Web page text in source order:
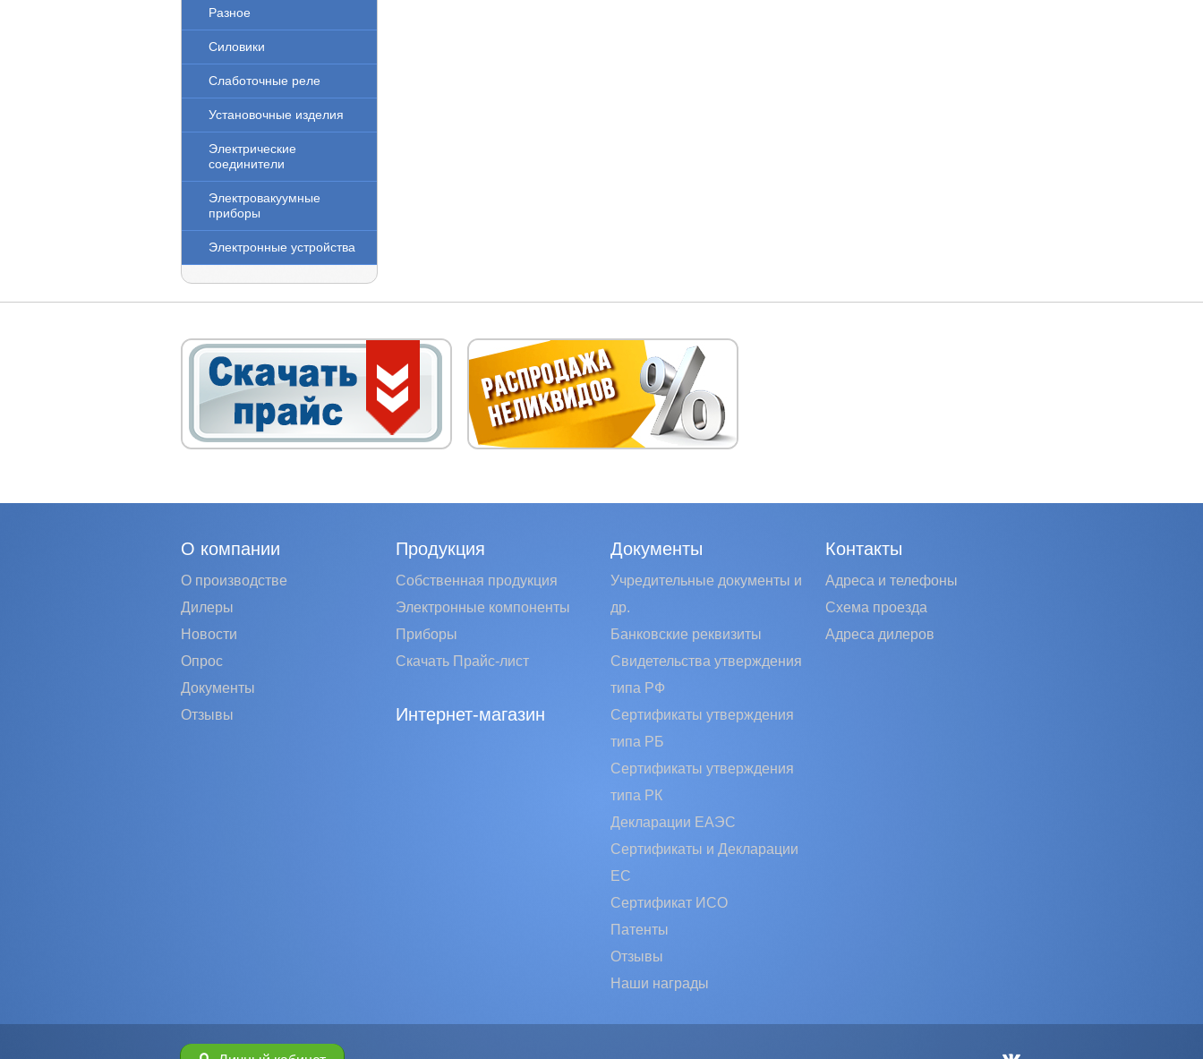
Разное
Силовики
Слаботочные реле
Установочные изделия
Электрические
соединители
Электровакуумные
приборы
Электронные устройства
О компании
О производстве
Дилеры
Новости
Опрос
Документы
Отзывы
Продукция
Собственная продукция
Электронные компоненты
Приборы
Скачать Прайс-лист
Интернет-магазин
Документы
Учредительные документы и
др.
Банковские реквизиты
Свидетельства утверждения
типа РФ
Сертификаты утверждения
типа РБ
Сертификаты утверждения
типа РК
Декларации ЕАЭС
Сертификаты и Декларации
EC
Сертификат ИСО
Патенты
Отзывы
Наши награды
Контакты
Адреса и телефоны
Схема проезда
Адреса дилеров